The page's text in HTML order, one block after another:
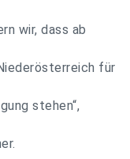
wir, dass ab
für
stehen“,